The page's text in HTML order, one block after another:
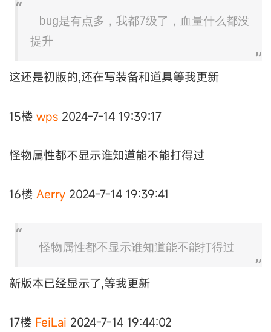
bug是有点多，我都7级了，血量什么都没
提升
这还是初版的,还在写装备和道具等我更新
15楼 wps 2024-7-14 19:39:17
怪物属性都不显示谁知道能不能打得过
16楼 Aerry 2024-7-14 19:39:41
怪物属性都不显示谁知道能不能打得过
新版本已经显示了,等我更新
17楼 FeiLai 2024-7-14 19:44:02